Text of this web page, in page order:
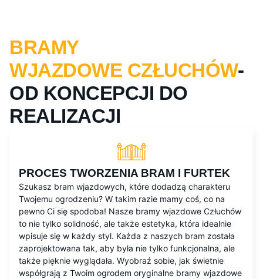
BRAMY
WJAZDOWE CZŁUCHÓW-
OD KONCEPCJI DO
REALIZACJI
PROCES TWORZENIA BRAM I FURTEK
Szukasz bram wjazdowych, które dodadzą charakteru
Twojemu ogrodzeniu? W takim razie mamy coś, co na
pewno Ci się spodoba! Nasze bramy wjazdowe Człuchów
to nie tylko solidność, ale także estetyka, która idealnie
wpisuje się w każdy styl. Każda z naszych bram została
zaprojektowana tak, aby była nie tylko funkcjonalna, ale
także pięknie wyglądała. Wyobraź sobie, jak świetnie
współgrają z Twoim ogrodem oryginalne bramy wjazdowe